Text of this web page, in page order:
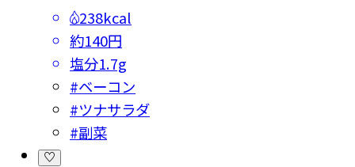
238kcal
約140円
塩分1.7g
#ベーコン
#ツナサラダ
#副菜